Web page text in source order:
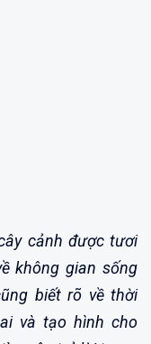
cảnh được tươi
không gian sống
biết rõ về thời
và tạo hình cho